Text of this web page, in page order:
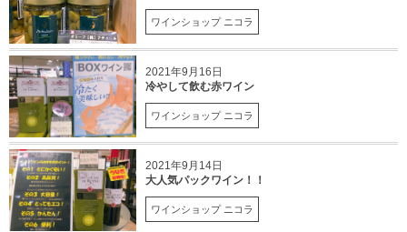
ワインショップ ニコラ
2021年9月16日
冷やして飲む赤ワイン
ワインショップ ニコラ
2021年9月14日
大人気パックワイン！！
ワインショップ ニコラ